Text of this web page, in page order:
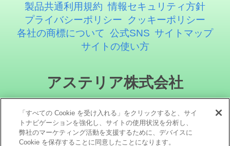
製品共通利用規約 情報セキュリティ方針
プライバシーポリシー
クッキーポリシー
各社の商標について 公式SNS サイトマップ
サイトの使い方
アステリア株式会社
「すべての Cookie を受け入れる」をクリックすると、サイ
トナビゲーションを強化し、サイトの使用状況を分析し、
弊社のマーケティング活動を支援するために、デバイスに
Cookie を保存することに同意したことになります。